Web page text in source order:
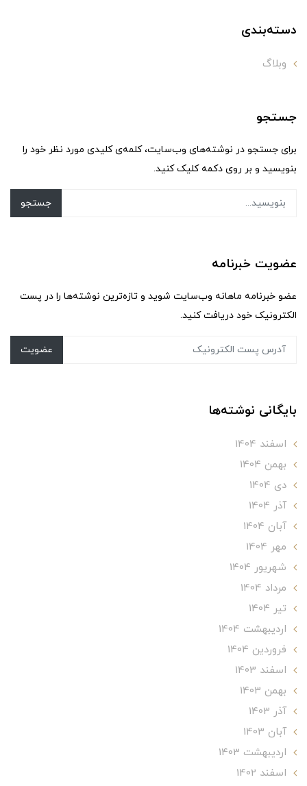
دسته‌بندی
وبلاگ
جستجو
برای جستجو در نوشته‌های وب‌سایت، کلمه‌ی کلیدی مورد نظر خود را
بنویسید و بر روی دکمه کلیک کنید.
جستجو
عضویت خبرنامه
عضو خبرنامه ماهانه وب‌سایت شوید و تازه‌ترین نوشته‌ها را در پست
الکترونیک خود دریافت کنید.
عضویت
بایگانی نوشته‌ها
اسفند 1404
بهمن 1404
دی 1404
آذر 1404
آبان 1404
مهر 1404
شهریور 1404
مرداد 1404
تير 1404
ارديبهشت 1404
فروردین 1404
اسفند 1403
بهمن 1403
آذر 1403
آبان 1403
ارديبهشت 1403
اسفند 1402